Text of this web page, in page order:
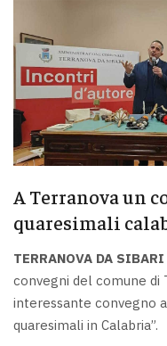
A Terranova un
quaresimali
TERRANOVA DA
convegni del comune di
interessante convegno
quaresimali in Calabria”.